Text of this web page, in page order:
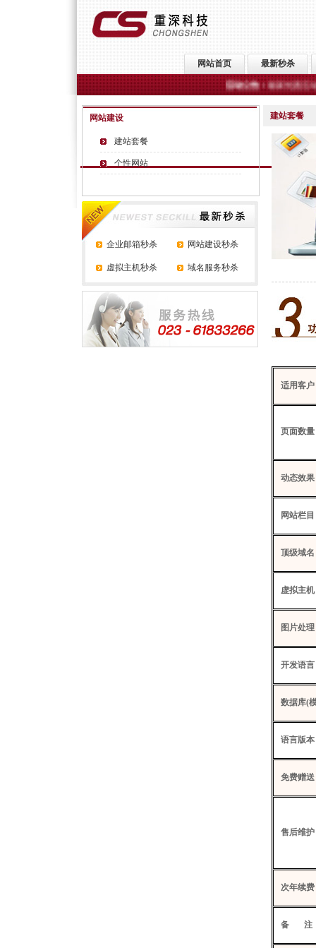
网站首页 最新秒杀
活动公告：最新优惠活动：网
网站建设
建站套餐
个性网站
企业邮箱秒杀 网站建设秒杀
虚拟主机秒杀 域名服务秒杀
建站套餐
适用客户
页面数量
动态效果
网站栏目
顶级域名
虚拟主机
图片处理
开发语言
数据库(
语言版本
免费赠送
售后维护
次年续费
备 注